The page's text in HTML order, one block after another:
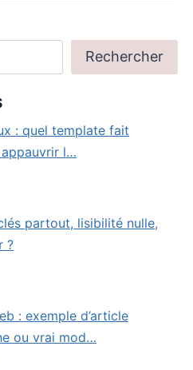
Rechercher
: quel template fait
l…
partout, lisibilité nulle,
?
: exemple d’article
ou vrai mod…